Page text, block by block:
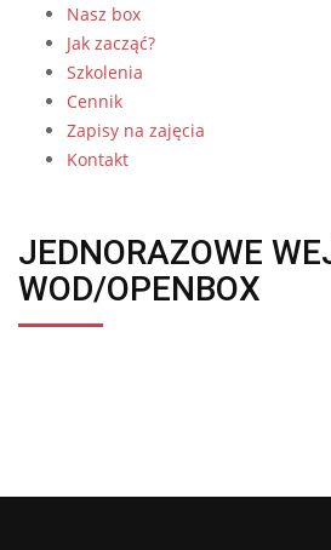
Nasz box
Jak zacząć?
Szkolenia
Cennik
Zapisy na zajęcia
Kontakt
JEDNORAZOWE
WOD/OPENBOX